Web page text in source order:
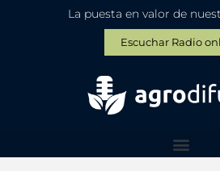
La puesta en valor de
Escuchar Radio